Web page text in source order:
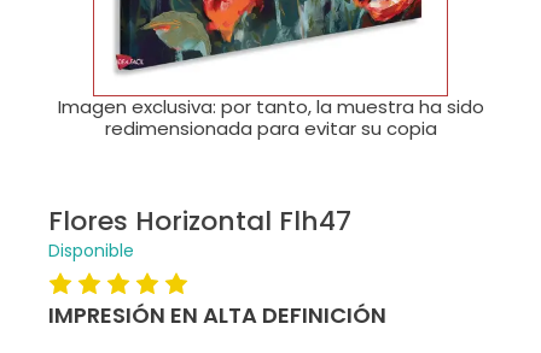
Imagen exclusiva: por tanto, la muestra ha sido
redimensionada para evitar su copia
Flores Horizontal Flh47
Disponible
IMPRESIÓN EN ALTA DEFINICIÓN